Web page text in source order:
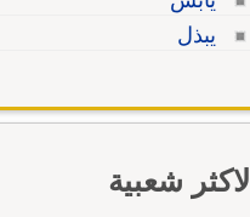
يبذل
الاكثر شعبية